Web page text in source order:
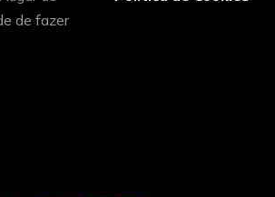
de fazer